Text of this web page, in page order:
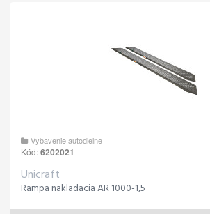
Vybavenie autodielne
Kód:6202021
Unicraft
Rampa nakladacia AR 1000-1,5